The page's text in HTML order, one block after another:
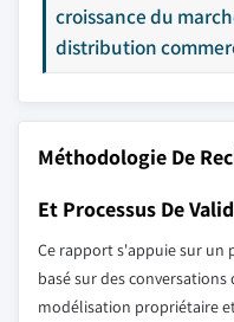
croissance du
distribution
Méthodologie De
Et Processus De
Ce rapport s'appuie sur un
basé sur des
modélisation propriétaire